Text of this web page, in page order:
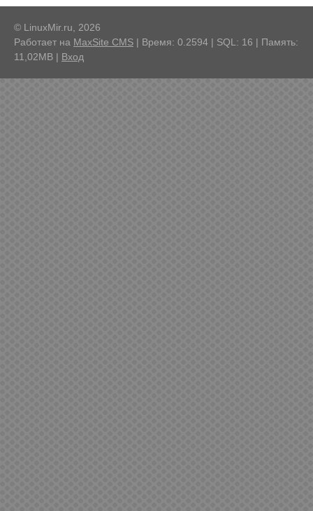
© LinuxMir.ru, 2026
Работает на MaxSite CMS | Время: 0.2594 | SQL: 16 | Память:
11,02MB | Вход